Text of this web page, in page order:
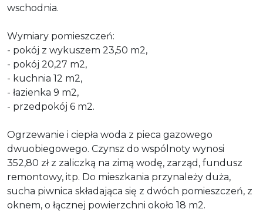
wschodnia.
Wymiary pomieszczeń:
- pokój z wykuszem 23,50 m2,
- pokój 20,27 m2,
- kuchnia 12 m2,
- łazienka 9 m2,
- przedpokój 6 m2.
Ogrzewanie i ciepła woda z pieca gazowego
dwuobiegowego. Czynsz do wspólnoty wynosi
352,80 zł z zaliczką na zimą wodę, zarząd, fundusz
remontowy, itp. Do mieszkania przynależy duża,
sucha piwnica składająca się z dwóch pomieszczeń, z
oknem, o łącznej powierzchni około 18 m2.